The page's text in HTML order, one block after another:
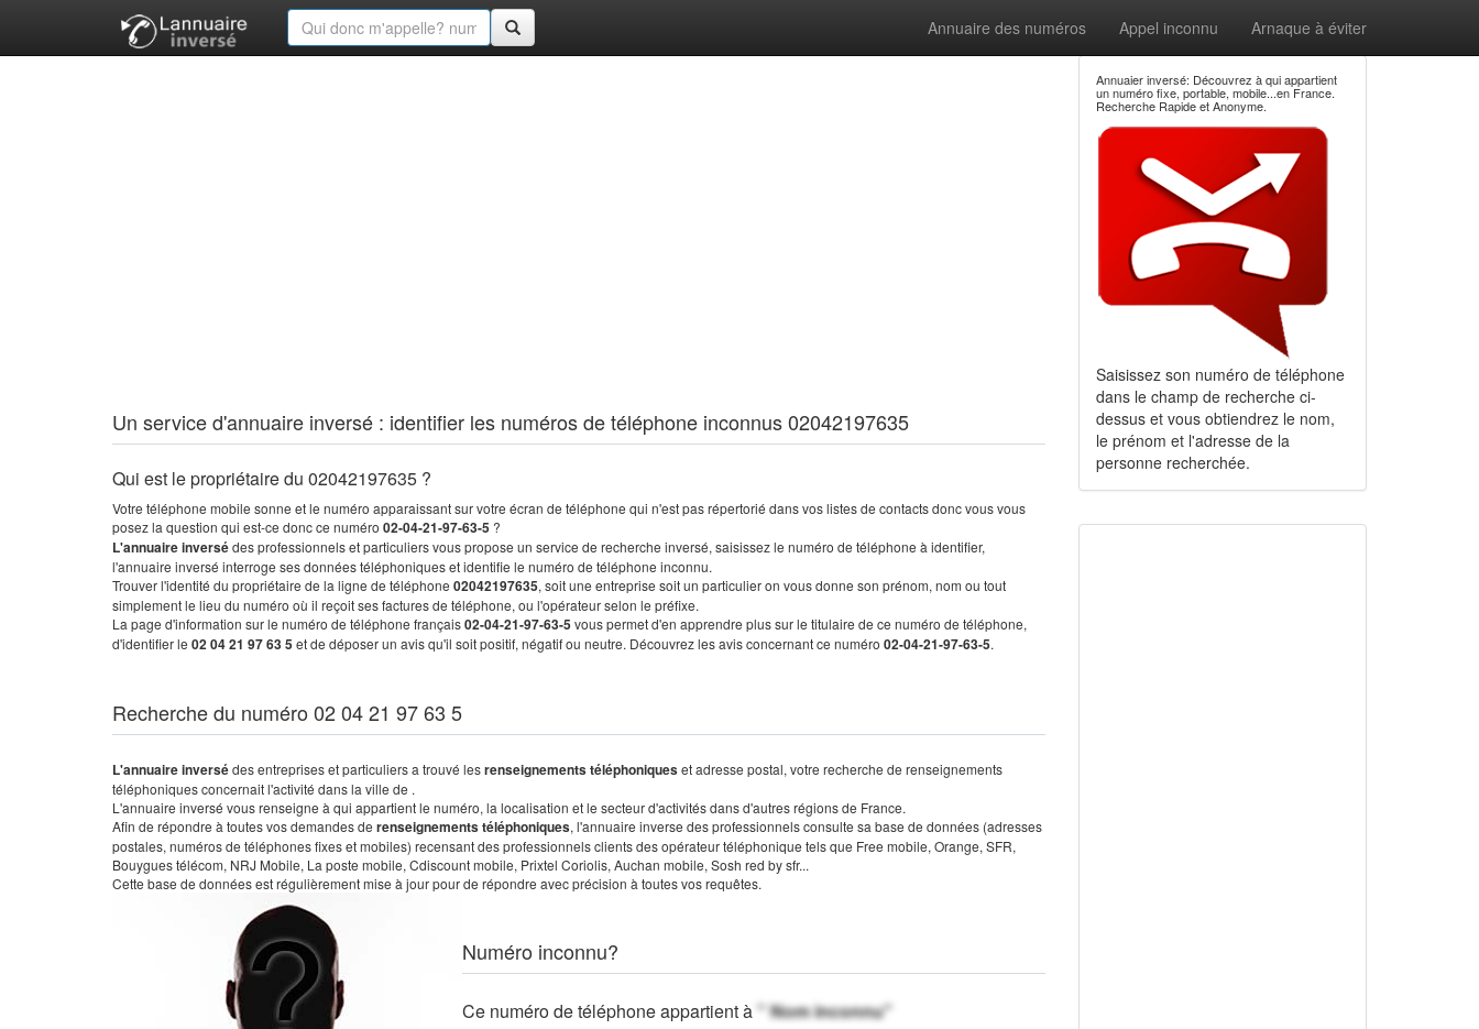
Annuaire des numéros Appel inconnu Arnaque à éviter
Un service d'annuaire inversé : identifier les numéros de téléphone inconnus 02042197635
Qui est le propriétaire du 02042197635 ?
Votre téléphone mobile sonne et le numéro apparaissant sur votre écran de téléphone qui n'est pas répertorié dans vos listes de contacts donc vous vous
posez la question qui est-ce donc ce numéro 02-04-21-97-63-5 ?
L'annuaire inversédes professionnels et particuliers vous propose un service de recherche inversé, saisissez le numéro de téléphone à identifier,
l'annuaire inversé interroge ses données téléphoniques et identifie le numéro de téléphone inconnu.
Trouver l'identité du propriétaire de la ligne de téléphone 02042197635, soit une entreprise soit un particulier on vous donne son prénom, nom ou tout
simplement le lieu du numéro où il reçoit ses factures de téléphone, ou l'opérateur selon le préfixe.
La page d'information sur le numéro de téléphone français02-04-21-97-63-5vous permet d'en apprendre plus sur le titulaire de ce numéro de téléphone,
d'identifier le 02 04 21 97 63 5et de déposer un avis qu'il soit positif, négatif ou neutre. Découvrez les avis concernant ce numéro 02-04-21-97-63-5.
Recherche du numéro 02 04 21 97 63 5
L'annuaire inversédes entreprises et particuliers a trouvé lesrenseignements téléphoniqueset adresse postal, votre recherche de renseignements
téléphoniques concernait l'activité dans la ville de .
L'annuaire inversé vous renseigne à qui appartient le numéro, la localisation et le secteur d'activités dans d'autres régions de France.
Afin de répondre à toutes vos demandes de renseignements téléphoniques, l'annuaire inverse des professionnels consulte sa base de données (adresses
postales, numéros de téléphones fixes et mobiles) recensant des professionnels clients des opérateur téléphonique tels que Free mobile, Orange, SFR,
Bouygues télécom, NRJ Mobile, La poste mobile, Cdiscount mobile, Prixtel Coriolis, Auchan mobile, Sosh red by sfr...
Cette base de données est régulièrement mise à jour pour de répondre avec précision à toutes vos requêtes.
Numéro inconnu?
Ce numéro de téléphone appartient à" Nom inconnu"
Annuaier inversé: Découvrez à qui appartient
un numéro fixe, portable, mobile...en France.
Recherche Rapide et Anonyme.
Saisissez son numéro de téléphone
dans le champ de recherche ci-
dessus et vous obtiendrez le nom,
le prénom et l'adresse de la
personne recherchée.